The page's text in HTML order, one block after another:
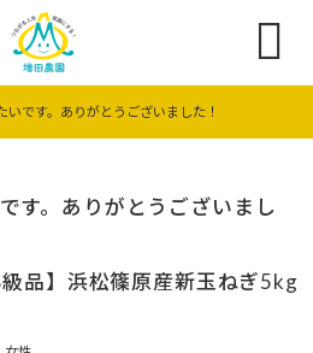

いです。ありがとうございました！
す。ありがとうございまし
品】浜松篠原産新玉ねぎ5kg